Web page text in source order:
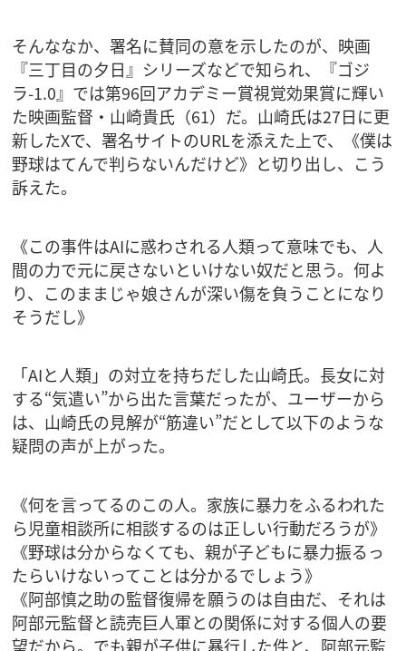
そんななか、署名に賛同の意を示したのが、映画
『三丁目の夕日』シリーズなどで知られ、『ゴジ
ラ-1.0』では第96回アカデミー賞視覚効果賞に輝い
た映画監督・山崎貴氏（61）だ。山崎氏は27日に更
新したXで、署名サイトのURLを添えた上で、《僕は
野球はてんで判らないんだけど》と切り出し、こう
訴えた。
《この事件はAIに惑わされる人類って意味でも、人
間の力で元に戻さないといけない奴だと思う。何よ
り、このままじゃ娘さんが深い傷を負うことになり
そうだし》
「AIと人類」の対立を持ちだした山崎氏。長女に対
する“気遣い”から出た言葉だったが、ユーザーから
は、山崎氏の見解が“筋違い”だとして以下のような
疑問の声が上がった。
《何を言ってるのこの人。家族に暴力をふるわれた
ら児童相談所に相談するのは正しい行動だろうが》
《野球は分からなくても、親が子どもに暴力振るっ
たらいけないってことは分かるでしょう》
《阿部慎之助の監督復帰を願うのは自由だ、それは
阿部元監督と読売巨人軍との関係に対する個人の要
望だから。でも親が子供に暴行した件と、阿部元監